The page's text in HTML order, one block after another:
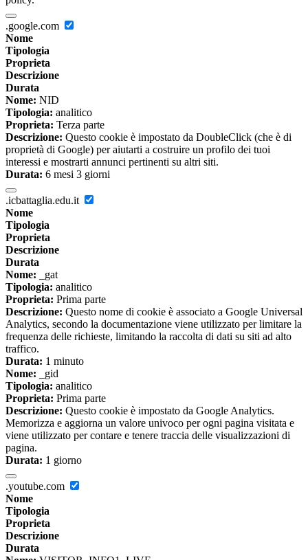
.google.com
Nome
Tipologia
Proprieta
Descrizione
Durata
Nome: NID
Tipologia: analitico
Proprieta: Terza parte
Descrizione: Questo cookie è impostato da DoubleClick (che è di
proprietà di Google) per aiutarti a costruire un profilo dei tuoi
interessi e mostrarti annunci pertinenti su altri siti.
Durata: 6 mesi 3 giorni
.icbattaglia.edu.it
Nome
Tipologia
Proprieta
Descrizione
Durata
Nome: _gat
Tipologia: analitico
Proprieta: Prima parte
Descrizione: Questo nome di cookie è associato a Google Universal
Analytics, secondo la documentazione viene utilizzato per limitare la
frequenza delle richieste, limitando la raccolta di dati su siti ad alto
traffico.
Durata: 1 minuto
Nome: _gid
Tipologia: analitico
Proprieta: Prima parte
Descrizione: Questo cookie è impostato da Google Analytics.
Memorizza e aggiorna un valore univoco per ogni pagina visitata e
viene utilizzato per contare e tenere traccia delle visualizzazioni di
pagina.
Durata: 1 giorno
.youtube.com
Nome
Tipologia
Proprieta
Descrizione
Durata